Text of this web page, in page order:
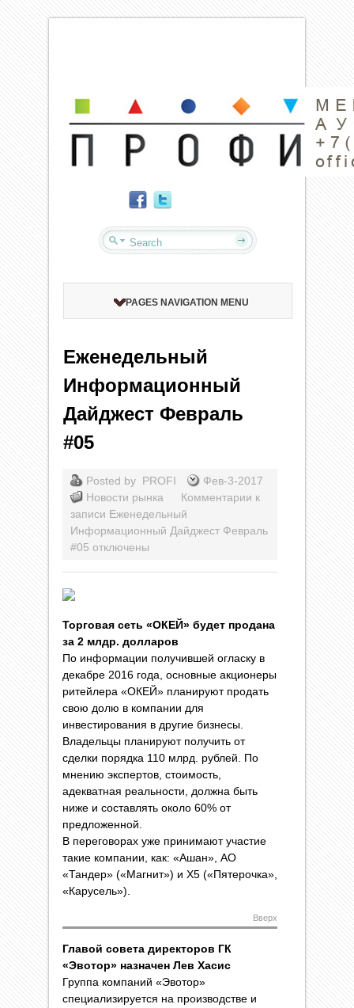
PAGES NAVIGATION MENU
Еженедельный
Информационный
Дайджест Февраль
#05
Posted by PROFI
Фев-3-2017
Новости рынка
Комментарии к
записи Еженедельный
Информационный Дайджест Февраль
#05 отключены
Торговая сеть «ОКЕЙ» будет продана
за 2 млдр. долларов
По информации получившей огласку в
декабре 2016 года, основные акционеры
ритейлера «ОКЕЙ» планируют продать
свою долю в компании для
инвестирования в другие бизнесы.
Владельцы планируют получить от
сделки порядка 110 млрд. рублей. По
мнению экспертов, стоимость,
адекватная реальности, должна быть
ниже и составлять около 60% от
предложенной.
В переговорах уже принимают участие
такие компании, как: «Ашан», АО
«Тандер» («Магнит») и X5 («Пятерочка»,
«Карусель»).
Вверх
Главой совета директоров ГК
«Эвотор» назначен Лев Хасис
Группа компаний «Эвотор»
специализируется на производстве и